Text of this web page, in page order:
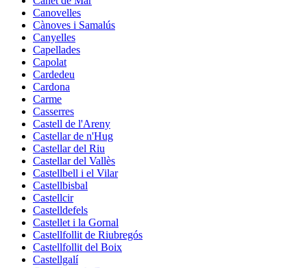
Canovelles
Cànoves i Samalús
Canyelles
Capellades
Capolat
Cardedeu
Cardona
Carme
Casserres
Castell de l'Areny
Castellar de n'Hug
Castellar del Riu
Castellar del Vallès
Castellbell i el Vilar
Castellbisbal
Castellcir
Castelldefels
Castellet i la Gornal
Castellfollit de Riubregós
Castellfollit del Boix
Castellgalí